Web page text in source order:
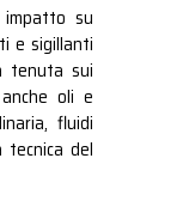
su
e sigillanti
tenuta sui
oli e
fluidi
del